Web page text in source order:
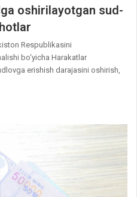
oshirilayotgan sud-
Respublikasini
bo‘yicha Harakatlar
erishish darajasini oshirish,